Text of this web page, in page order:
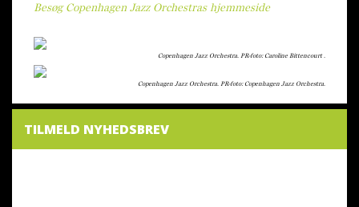
Besøg Copenhagen Jazz Orchestras hjemmeside
Copenhagen Jazz Orchestra. PR-foto: Caroline Bittencourt .
Copenhagen Jazz Orchestra. PR-foto: Copenhagen Jazz Orchestra.
TILMELD NYHEDSBREV